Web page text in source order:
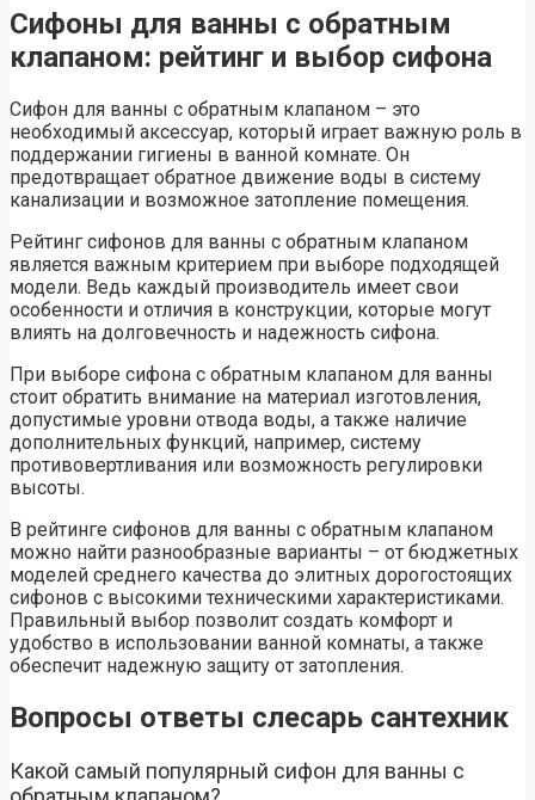
Сифоны для ванны с обратным
клапаном: рейтинг и выбор сифона
Сифон для ванны с обратным клапаном – это
необходимый аксессуар, который играет важную роль в
поддержании гигиены в ванной комнате. Он
предотвращает обратное движение воды в систему
канализации и возможное затопление помещения.
Рейтинг сифонов для ванны с обратным клапаном
является важным критерием при выборе подходящей
модели. Ведь каждый производитель имеет свои
особенности и отличия в конструкции, которые могут
влиять на долговечность и надежность сифона.
При выборе сифона с обратным клапаном для ванны
стоит обратить внимание на материал изготовления,
допустимые уровни отвода воды, а также наличие
дополнительных функций, например, систему
противовертливания или возможность регулировки
высоты.
В рейтинге сифонов для ванны с обратным клапаном
можно найти разнообразные варианты – от бюджетных
моделей среднего качества до элитных дорогостоящих
сифонов с высокими техническими характеристиками.
Правильный выбор позволит создать комфорт и
удобство в использовании ванной комнаты, а также
обеспечит надежную защиту от затопления.
Вопросы ответы слесарь сантехник
Какой самый популярный сифон для ванны с